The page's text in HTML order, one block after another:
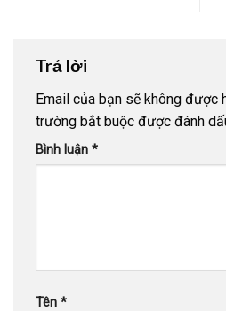
Trả lời
Email của bạn sẽ không được
trường bắt buộc được đánh
Bình luận *
Tên *